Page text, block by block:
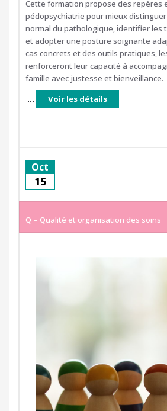
Cette formation propose des repères
pédopsychiatrie pour mieux
normal du pathologique, identifier les
et adopter une posture soignante
cas concrets et des outils pratiques,
renforceront leur capacité à
famille avec justesse et bienveillance.
...
Voir les détails
15
Oct
Q – Qualité et organisation des soins